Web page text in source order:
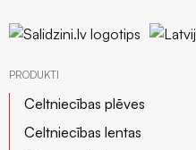
PRODUKTI
Celtniecības plēves
Celtniecības lentas